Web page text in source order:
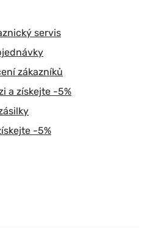
servis
zákazníků
a získejte -5%
-5%